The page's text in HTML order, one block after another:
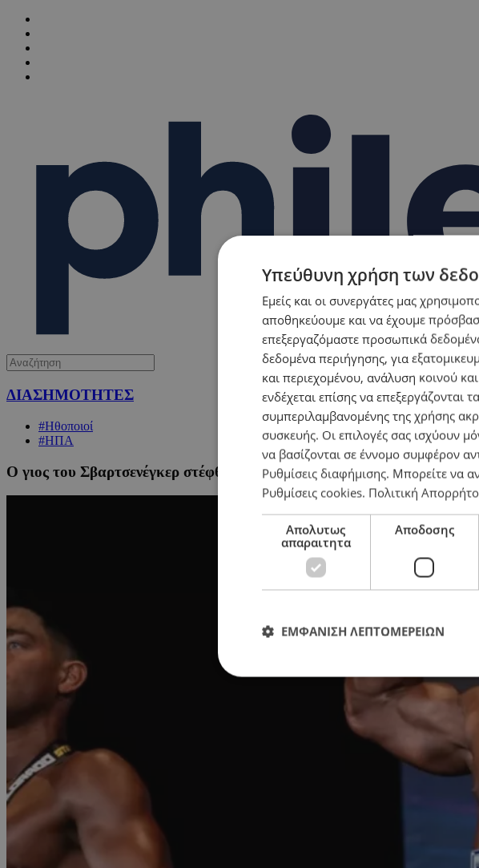
ΔΙΑΣΗΜΟΤΗΤΕΣ
#Ηθοποιοί
#ΗΠΑ
Ο γιος του Σβαρτσενέγκερ στέφθηκε πρωταθλητής στον πρώτο του
Υπεύθυνη χρήση των
Εμείς και οι συνεργάτες μας
αποθηκεύουμε και να έχουμε
επεξεργαζόμαστε προσωπικά
δεδομένα περιήγησης, για
και περιεχομένου, ανάλυση κοινού
ενδέχεται επίσης να επεξεργάζονται
συμπεριλαμβανομένης της χρήσης
συσκευής. Οι επιλογές σας ισχύουν
να βασίζονται σε έννομο συμφέρον
Ρυθμίσεις διαφήμισης. Μπορείτε να
Ρυθμίσεις cookies. Πολιτική
Απολυτως
απαραιτητα
Αποδοσης
ΕΜΦΑΝΙΣΗ ΛΕΠΤΟΜΕΡΕΙΩΝ